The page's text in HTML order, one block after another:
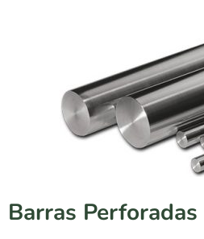
Barras Perforadas